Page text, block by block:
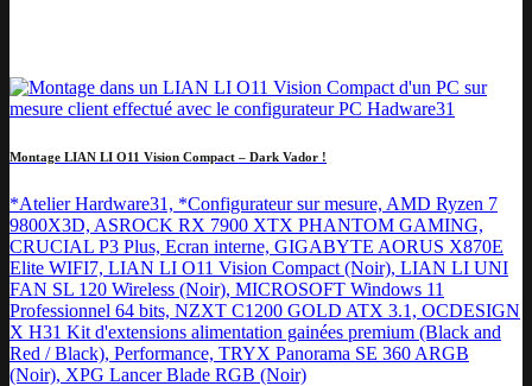
Montage LIAN LI O11 Vision Compact – Dark Vador !
*Atelier Hardware31, *Configurateur sur mesure, AMD Ryzen 7
9800X3D, ASROCK RX 7900 XTX PHANTOM GAMING,
CRUCIAL P3 Plus, Ecran interne, GIGABYTE AORUS X870E
Elite WIFI7, LIAN LI O11 Vision Compact (Noir), LIAN LI UNI
FAN SL 120 Wireless (Noir), MICROSOFT Windows 11
Professionnel 64 bits, NZXT C1200 GOLD ATX 3.1, OCDESIGN
X H31 Kit d'extensions alimentation gainées premium (Black and
Red / Black), Performance, TRYX Panorama SE 360 ARGB
(Noir), XPG Lancer Blade RGB (Noir)